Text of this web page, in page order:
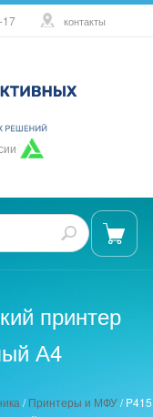
17 контакты
принтер
А4
/Принтеры и МФУ/P415